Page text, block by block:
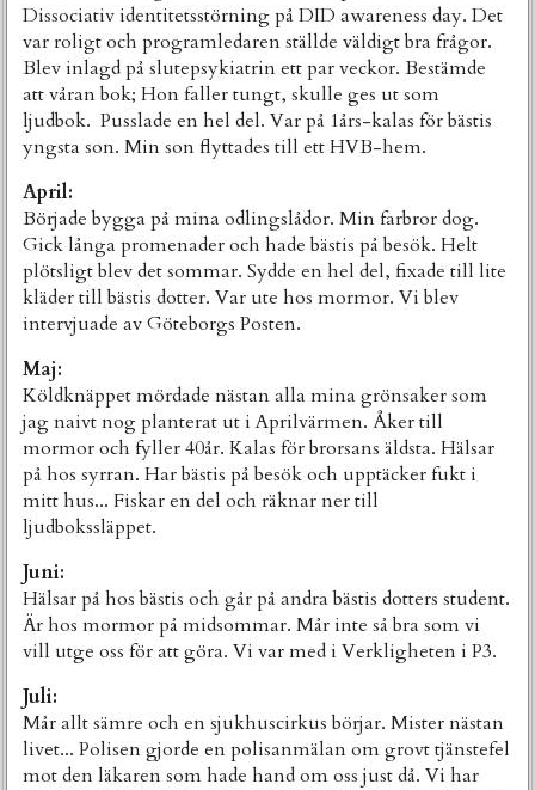
Dissociativ identitetsstörning på DID awareness day. Det
var roligt och programledaren ställde väldigt bra frågor.
Blev inlagd på slutepsykiatrin ett par veckor. Bestämde
att våran bok; Hon faller tungt, skulle ges ut som
ljudbok. Pusslade en hel del. Var på 1års-kalas för bästis
yngsta son. Min son flyttades till ett HVB-hem.
April:
Började bygga på mina odlingslådor. Min farbror dog.
Gick långa promenader och hade bästis på besök. Helt
plötsligt blev det sommar. Sydde en hel del, fixade till lite
kläder till bästis dotter. Var ute hos mormor. Vi blev
intervjuade av Göteborgs Posten.
Maj:
Köldknäppet mördade nästan alla mina grönsaker som
jag naivt nog planterat ut i Aprilvärmen. Åker till
mormor och fyller 40år. Kalas för brorsans äldsta. Hälsar
på hos syrran. Har bästis på besök och upptäcker fukt i
mitt hus... Fiskar en del och räknar ner till
ljudbokssläppet.
Juni:
Hälsar på hos bästis och går på andra bästis dotters student.
Är hos mormor på midsommar. Mår inte så bra som vi
vill utge oss för att göra. Vi var med i Verkligheten i P3.
Juli:
Mår allt sämre och en sjukhuscirkus börjar. Mister nästan
livet... Polisen gjorde en polisanmälan om grovt tjänstefel
mot den läkaren som hade hand om oss just då. Vi har